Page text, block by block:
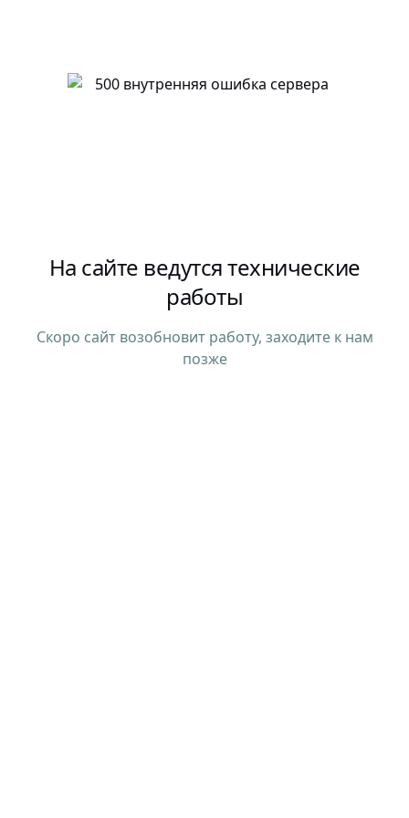
На сайте ведутся технические
работы
Скоро сайт возобновит работу, заходите к нам
позже